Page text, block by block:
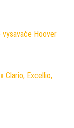
vysavače Hoover
Clario, Excellio,